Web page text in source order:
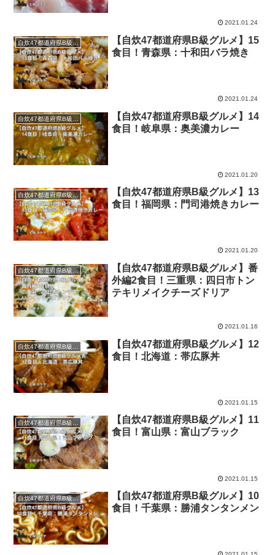
2021.01.24
自炊47都道府県B級グルメ
【自炊47都道府県B級グルメ】15
食目！青森県：十和田バラ焼き
2021.01.24
【自炊47都道府県B級グルメ】14
食目！岐阜県：奥美濃カレー
2021.01.20
自炊47都道府県B級グルメ
【自炊47都道府県B級グルメ】13
食目！福岡県：門司港焼きカレー
2021.01.20
自炊47都道府県B級グルメ
【自炊47都道府県B級グルメ】番
外編2食目！三重県：四日市トン
テキリメイクチーズドリア
2021.01.16
【自炊47都道府県B級グルメ】12
食目！北海道：帯広豚丼
2021.01.15
【自炊47都道府県B級グルメ】11
食目！富山県：富山ブラック
2021.01.15
自炊47都道府県B級グルメ
【自炊47都道府県B級グルメ】10
食目！千葉県：勝浦タンタンメン